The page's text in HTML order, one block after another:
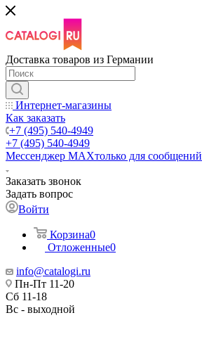
Доставка товаров из Германии
Интернет-магазины
Как заказать
+7 (495) 540-4949
+7 (495) 540-4949
Мессенджер МАХтолько для сообщений
Заказать звонок
Задать вопрос
Войти
Корзина0
Отложенные0
info@catalogi.ru
Пн-Пт 11-20
Сб 11-18
Вс - выходной